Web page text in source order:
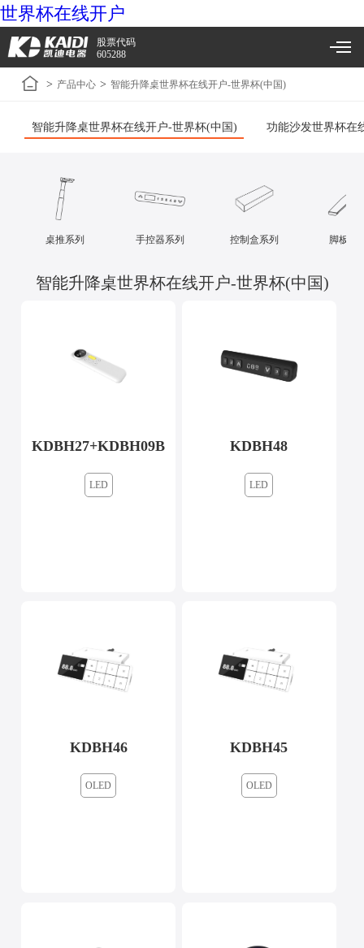
世界杯在线开户
股票代码
605288
> 产品中心 > 智能升降桌世界杯在线开户-世界杯(中国)
智能升降桌世界杯在线开户-世界杯(中国) 功能沙发世界杯在
桌推系列 手控器系列 控制盒系列 脚板系
智能升降桌世界杯在线开户-世界杯(中国)
KDBH27+KDBH09B
LED
KDBH48
LED
KDBH46
OLED
KDBH45
OLED